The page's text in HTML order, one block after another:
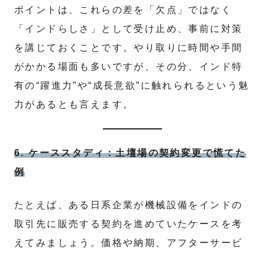
ポイントは、これらの差を「欠点」ではなく
「インドらしさ」として受け止め、事前に対策
を講じておくことです。やり取りに時間や手間
がかかる場面も多いですが、その分、インド特
有の“躍進力”や“成長意欲”に触れられるという魅
力があるとも言えます。
6. ケーススタディ：土壇場の契約変更で慌てた
例
たとえば、ある日系企業が機械設備をインドの
取引先に販売する契約を進めていたケースを考
えてみましょう。価格や納期、アフターサービ